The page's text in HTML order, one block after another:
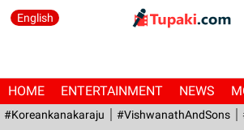
English
HOME ENTERTAINMENT NEWS
#Koreankanakaraju #VishwanathAndSons